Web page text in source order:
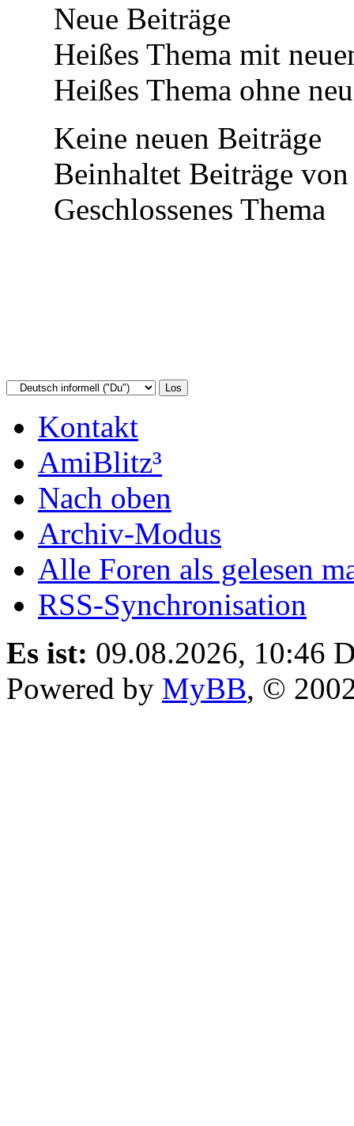
Neue Beiträge
Heißes Thema mit
Heißes Thema ohne
Keine neuen Beiträge
Beinhaltet Beiträge
Geschlossenes Thema
Kontakt
AmiBlitz³
Nach oben
Archiv-Modus
Alle Foren als gelesen
RSS-Synchronisation
Es ist: 09.08.2026, 10:46
Powered by MyBB, ©